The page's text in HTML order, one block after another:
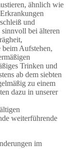
ähnlich wie
und
bei älteren
beim Aufstehen,
Trinken und
ab dem siebten
zu einem
dazu in unserer
weiterführende
im